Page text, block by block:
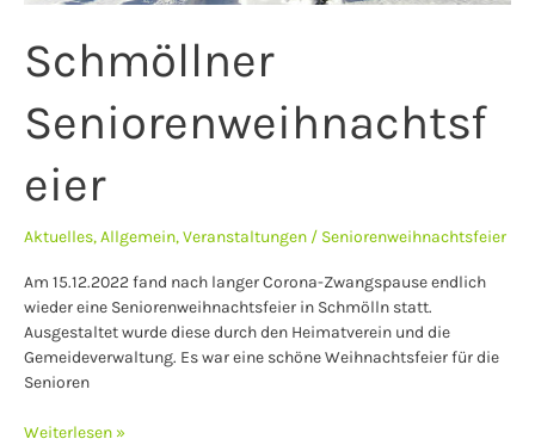
Schmöllner
Seniorenweihnachtsf
eier
Aktuelles,Allgemein,Veranstaltungen / Seniorenweihnachtsfeier
Am 15.12.2022 fand nach langer Corona-Zwangspause endlich
wieder eine Seniorenweihnachtsfeier in Schmölln statt.
Ausgestaltet wurde diese durch den Heimatverein und die
Gemeideverwaltung. Es war eine schöne Weihnachtsfeier für die
Senioren
Weiterlesen »